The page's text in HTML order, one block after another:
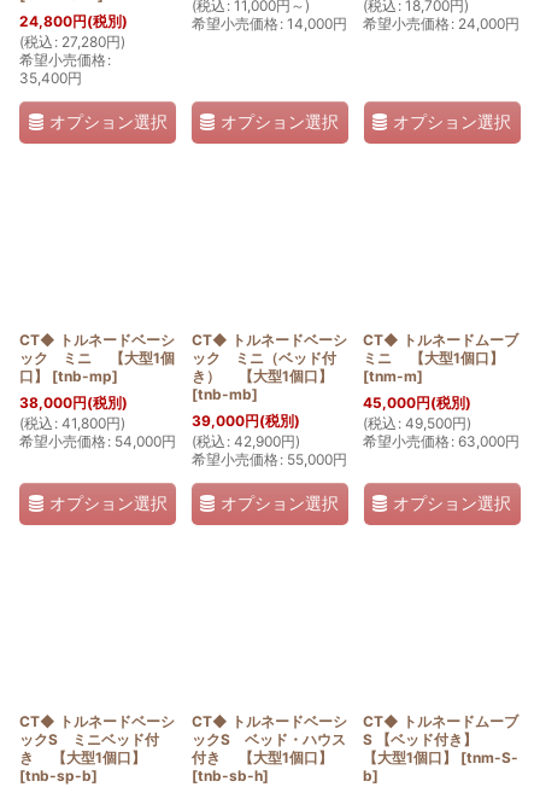
24,800円(税別)
(税込 : 27,280円)
希望小売価格:
35,400円
オプション選択
(税込 : 11,000円 ～)
希望小売価格: 14,000円
オプション選択
(税込 : 18,700円)
希望小売価格: 24,000円
オプション選択
CT◆ トルネードベーシ
ック ミニ 【大型1個
口】
[tnb-mp]
38,000円(税別)
(税込 : 41,800円)
希望小売価格: 54,000円
オプション選択
CT◆ トルネードベーシ
ック ミニ（ベッド付
き） 【大型1個口】
[tnb-mb]
39,000円(税別)
(税込 : 42,900円)
希望小売価格: 55,000円
オプション選択
CT◆ トルネードムーブ
ミニ 【大型1個口】
[tnm-m]
45,000円(税別)
(税込 : 49,500円)
希望小売価格: 63,000円
オプション選択
CT◆ トルネードベーシ
ックS ミニベッド付
き 【大型1個口】
[tnb-sp-b]
CT◆ トルネードベーシ
ックS ベッド・ハウス
付き 【大型1個口】
[tnb-sb-h]
CT◆ トルネードムーブ
S 【ベッド付き】
【大型1個口】
[tnm-S-
b]